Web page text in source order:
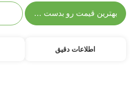
بهترین قیمت رو بدست بیار
اطلاعات دقیق